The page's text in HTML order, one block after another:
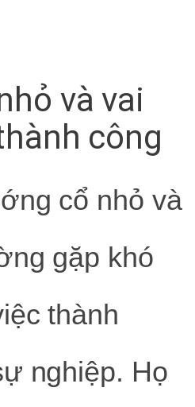
và vai
công
cổ nhỏ và
gặp khó
thành
nghiệp. Họ